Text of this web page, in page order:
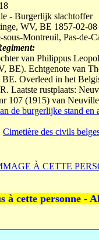
- Burgerlijk slachtoffer
WV, BE 1857-02-08
Montreuil, Pas-de-
van Philippus
BE). Echtgenote van
Overleed in het
Laatste rustplaats:
107 (1915) van
de burgerlijke stand en
Cimetière des civils
À CETTE
à cette personne -